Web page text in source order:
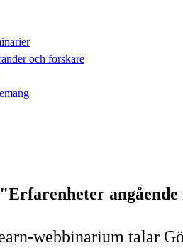
och forskare
webbinarium talar